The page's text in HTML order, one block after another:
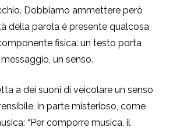
Dobbiamo ammettere però
della parola è presente qualcosa
fisica: un testo porta
un senso.
a dei suoni di veicolare un senso
in parte misterioso, come
“Per comporre musica, il